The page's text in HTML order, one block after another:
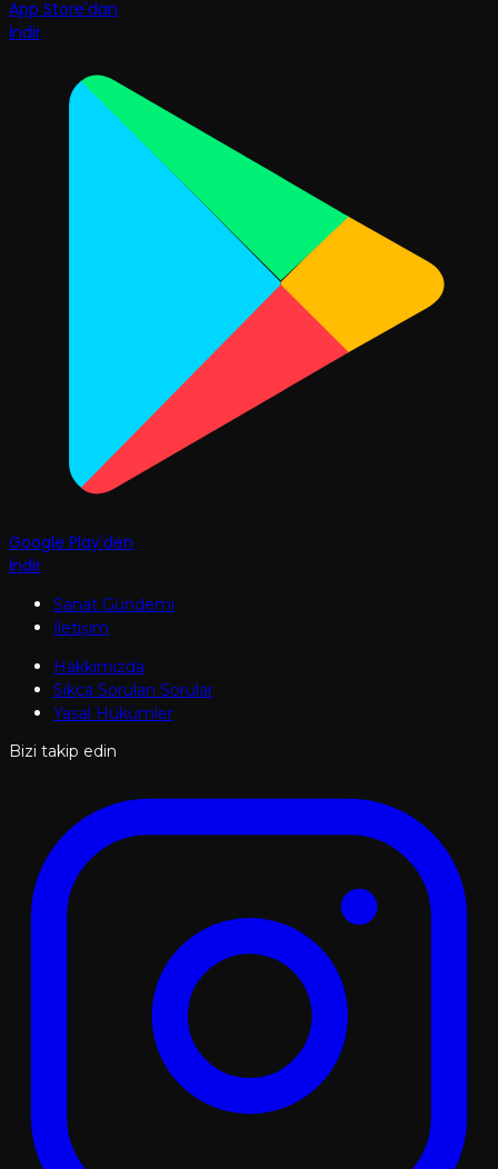
App Store'dan
İndir
Google Play'den
İndir
Sanat Gündemi
İletişim
Hakkımızda
Sıkça Sorulan Sorular
Yasal Hükümler
Bizi takip edin